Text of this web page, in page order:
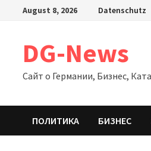
August 8, 2026 Datenschutz
DG-News
Сайт о Германии, Бизнес,
ПОЛИТИКА БИЗНЕС